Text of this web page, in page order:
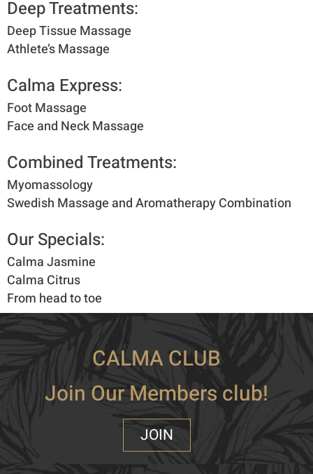
Deep Treatments:​
Deep Tissue Massage
Athlete’s Massage
Calma Express:​
Foot Massage
Face and Neck Massage
Combined Treatments:​
Myomassology
Swedish Massage and Aromatherapy Combination
Our Specials:​
Calma Jasmine
Calma Citrus
From head to toe
CALMA CLUB
Join Our Members club!
JOIN